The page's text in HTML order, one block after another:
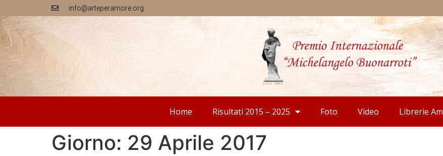
info@arteperamore.org
Home Risultati 2015 – 2025 Foto Video Librerie
Giorno: 29 Aprile 2017